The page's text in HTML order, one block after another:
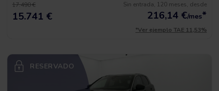
17.490 €
15.741 €
Sin entrada, 120 meses, desde
216,14 €/mes*
*Ver ejemplo TAE 11,53%
RESERVADO